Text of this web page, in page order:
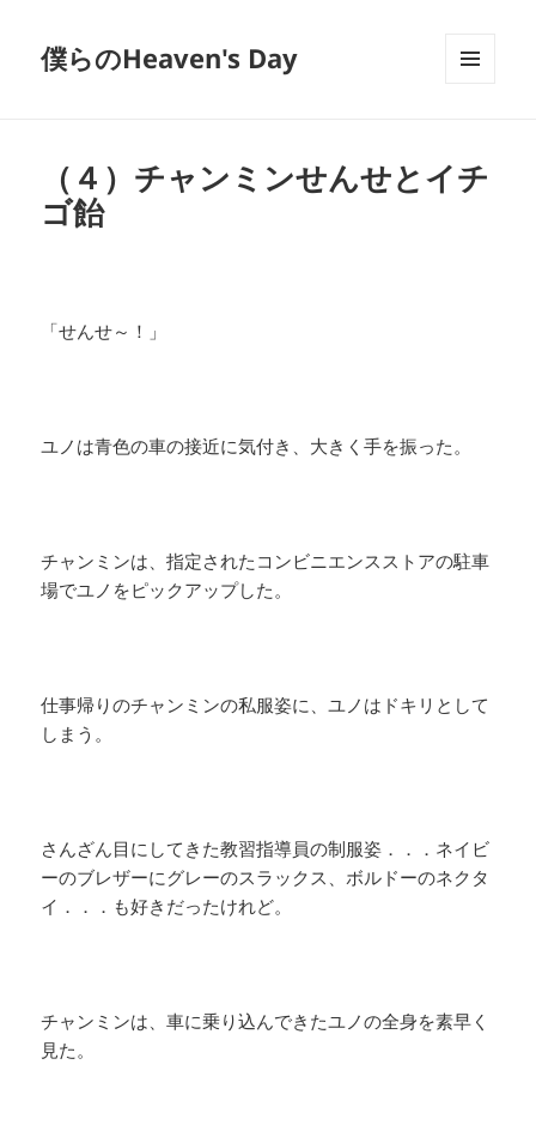
僕らのHeaven's Day
（４）チャンミンせんせとイチ
ゴ飴
「せんせ～！」
ユノは青色の車の接近に気付き、大きく手を振った。
チャンミンは、指定されたコンビニエンスストアの駐車
場でユノをピックアップした。
仕事帰りのチャンミンの私服姿に、ユノはドキリとして
しまう。
さんざん目にしてきた教習指導員の制服姿．．．ネイビ
ーのブレザーにグレーのスラックス、ボルドーのネクタ
イ．．．も好きだったけれど。
チャンミンは、車に乗り込んできたユノの全身を素早く
見た。